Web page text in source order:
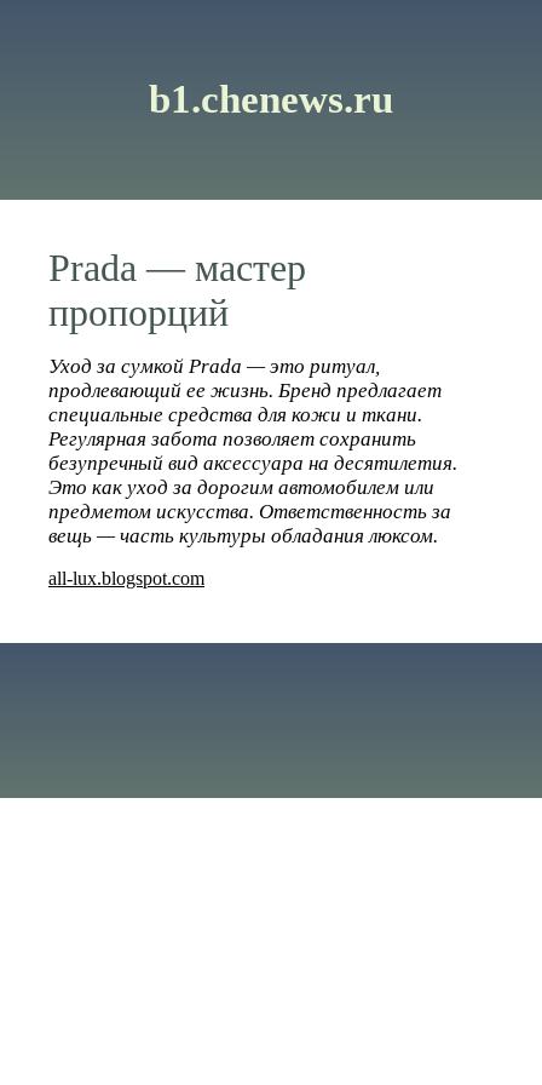
b1.chenews.ru
Prada — мастер
пропорций
Уход за сумкой Prada — это ритуал,
продлевающий ее жизнь. Бренд предлагает
специальные средства для кожи и ткани.
Регулярная забота позволяет сохранить
безупречный вид аксессуара на десятилетия.
Это как уход за дорогим автомобилем или
предметом искусства. Ответственность за
вещь — часть культуры обладания люксом.
all-lux.blogspot.com